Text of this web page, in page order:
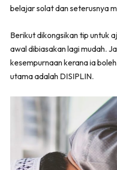
belajar solat dan seterusnya
Berikut dikongsikan tip untuk
awal dibiasakan lagi mudah.
kesempurnaan kerana ia
utama adalah DISIPLIN.